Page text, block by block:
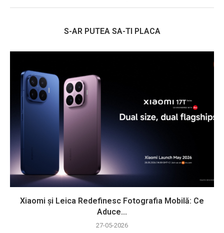
S-AR PUTEA SA-TI PLACA
Xiaomi și Leica Redefinesc Fotografia Mobilă: Ce
Aduce...
27-05-2026